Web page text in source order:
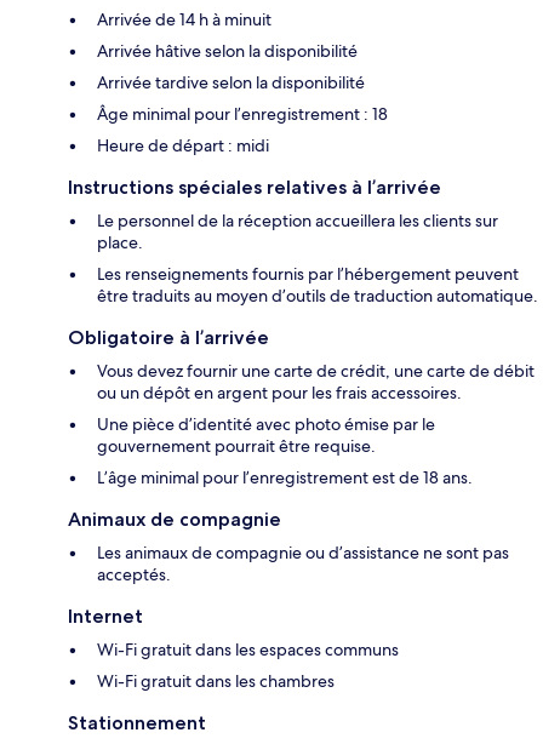
Arrivée de 14 h à minuit
Arrivée hâtive selon la disponibilité
Arrivée tardive selon la disponibilité
Âge minimal pour l’enregistrement : 18
Heure de départ : midi
Instructions spéciales relatives à l’arrivée
Le personnel de la réception accueillera les clients sur
place.
Les renseignements fournis par l’hébergement peuvent
être traduits au moyen d’outils de traduction automatique.
Obligatoire à l’arrivée
Vous devez fournir une carte de crédit, une carte de débit
ou un dépôt en argent pour les frais accessoires.
Une pièce d’identité avec photo émise par le
gouvernement pourrait être requise.
L’âge minimal pour l’enregistrement est de 18 ans.
Animaux de compagnie
Les animaux de compagnie ou d’assistance ne sont pas
acceptés.
Internet
Wi-Fi gratuit dans les espaces communs
Wi-Fi gratuit dans les chambres
Stationnement